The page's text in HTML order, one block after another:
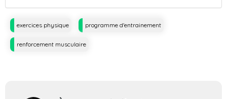
Tagsexercices physique programme d'entrainement
renforcement musculaire